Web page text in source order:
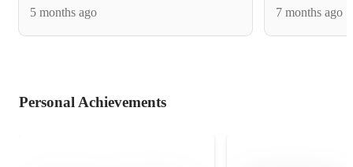
5 months ago
7 months ago
Personal Achievements